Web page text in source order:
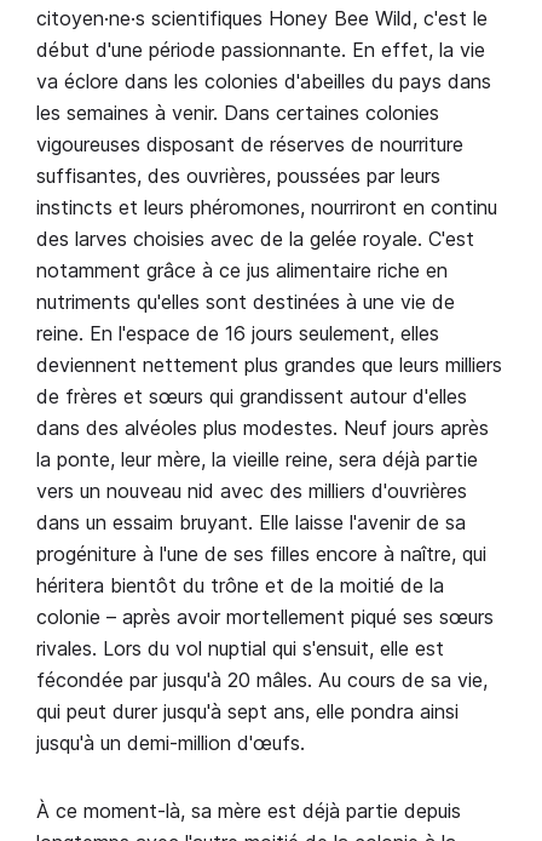
citoyen·ne·s scientifiques Honey Bee Wild, c'est le
début d'une période passionnante. En effet, la vie
va éclore dans les colonies d'abeilles du pays dans
les semaines à venir. Dans certaines colonies
vigoureuses disposant de réserves de nourriture
suffisantes, des ouvrières, poussées par leurs
instincts et leurs phéromones, nourriront en continu
des larves choisies avec de la gelée royale. C'est
notamment grâce à ce jus alimentaire riche en
nutriments qu'elles sont destinées à une vie de
reine. En l'espace de 16 jours seulement, elles
deviennent nettement plus grandes que leurs milliers
de frères et sœurs qui grandissent autour d'elles
dans des alvéoles plus modestes. Neuf jours après
la ponte, leur mère, la vieille reine, sera déjà partie
vers un nouveau nid avec des milliers d'ouvrières
dans un essaim bruyant. Elle laisse l'avenir de sa
progéniture à l'une de ses filles encore à naître, qui
héritera bientôt du trône et de la moitié de la
colonie – après avoir mortellement piqué ses sœurs
rivales. Lors du vol nuptial qui s'ensuit, elle est
fécondée par jusqu'à 20 mâles. Au cours de sa vie,
qui peut durer jusqu'à sept ans, elle pondra ainsi
jusqu'à un demi-million d'œufs.
À ce moment-là, sa mère est déjà partie depuis